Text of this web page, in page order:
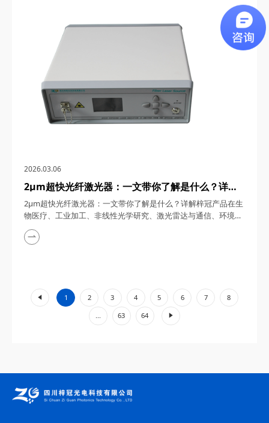
通信、5G/6G通信与雷达系统、光学相干层析成像（OCT）、光
学测量与传感以及太赫兹研究与超快激光等多个领域展现出非凡
的应用潜力。今天，四川梓冠光电...
2026.03.06
2μm超快光纤激光器：一文带你了解是什么？详解
梓冠产品在生物医疗、工业加工、非线性光学研究、
激光雷达与通信、环境监测等领域的实际应用
2μm超快光纤激光器：一文带你了解是什么？详解梓冠产品在生
物医疗、工业加工、非线性光学研究、激光雷达与通信、环境监
测等领域的实际应用 超快光纤激光器凭借其高功率、短脉冲、
宽调谐范围等特性，在激光技术迅猛发展的今天，成为科研与工
1 2 3 4 5 6 7 8
... 63 64
»